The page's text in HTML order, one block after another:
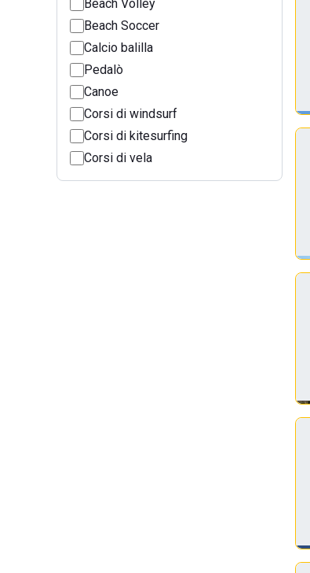
Beach Volley
Beach Soccer
Calcio balilla
Pedalò
Canoe
Corsi di windsurf
Corsi di kitesurfing
Corsi di vela